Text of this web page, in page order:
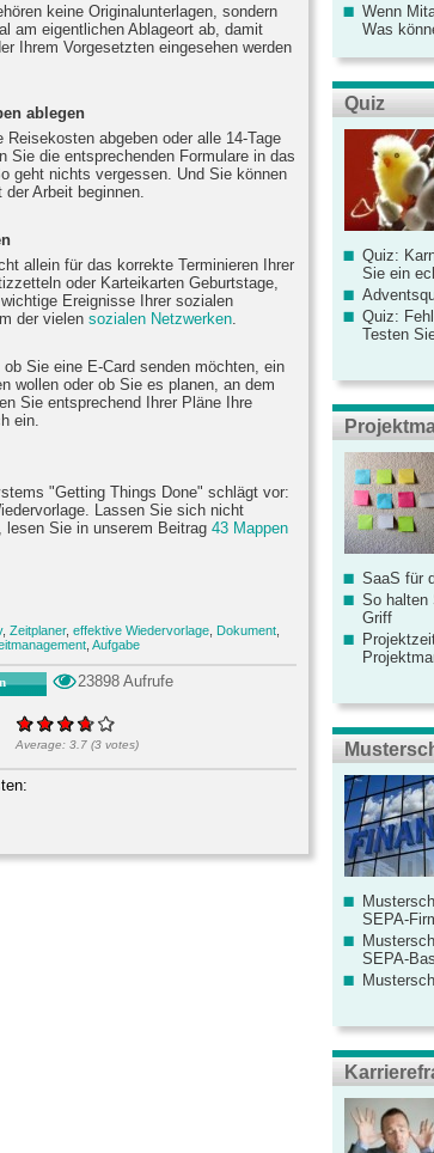
keine Originalunterlagen, sondern
am eigentlichen Ablageort ab, damit
Ihrem Vorgesetzten eingesehen werden
ablegen
abgeben oder alle 14-Tage
Sie die entsprechenden Formulare in das
geht nichts vergessen. Und Sie können
Arbeit beginnen.
allein für das korrekte Terminieren Ihrer
oder Karteikarten Geburtstage,
Ereignisse Ihrer sozialen
der vielen sozialen Netzwerken
Sie eine E-Card senden möchten, ein
wollen oder ob Sie es planen, an dem
Sie entsprechend Ihrer Pläne Ihre
ein.
"Getting Things Done" schlägt vor:
Lassen Sie sich nicht
Sie in unserem Beitrag 43 Mappen
, Zeitplaner, effektive Wiedervorlage Dokument
Aufgabe
23898 Aufrufe
Average: 3.7 (3 votes)
Wenn
Was
Quiz
Quiz:
Sie ein
Quiz:
Testen
SaaS für
So halten
Griff
SEPA-
SEPA-